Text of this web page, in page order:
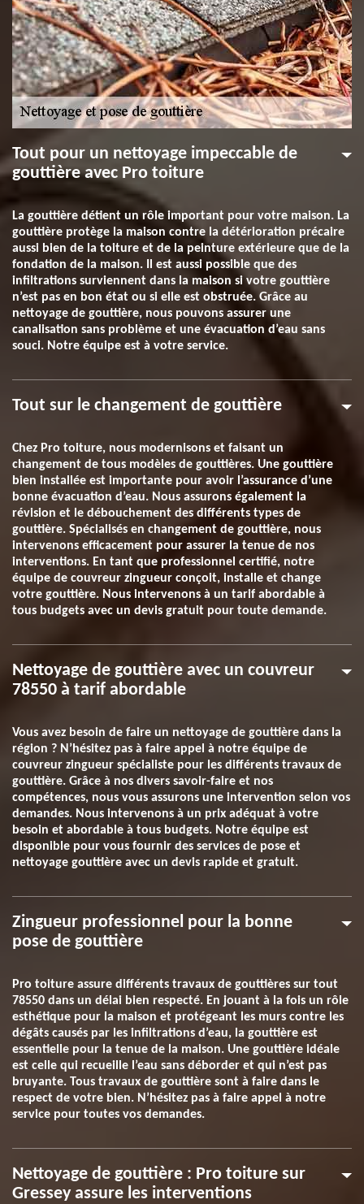
Tout pour un nettoyage impeccable de
gouttière avec Pro toiture
La gouttière détient un rôle important pour votre maison. La
gouttière protège la maison contre la détérioration précaire
aussi bien de la toiture et de la peinture extérieure que de la
fondation de la maison. Il est aussi possible que des
infiltrations surviennent dans la maison si votre gouttière
n’est pas en bon état ou si elle est obstruée. Grâce au
nettoyage de gouttière, nous pouvons assurer une
canalisation sans problème et une évacuation d’eau sans
souci. Notre équipe est à votre service.
Tout sur le changement de gouttière
Chez Pro toiture, nous modernisons et faisant un
changement de tous modèles de gouttières. Une gouttière
bien installée est importante pour avoir l’assurance d’une
bonne évacuation d’eau. Nous assurons également la
révision et le débouchement des différents types de
gouttière. Spécialisés en changement de gouttière, nous
intervenons efficacement pour assurer la tenue de nos
interventions. En tant que professionnel certifié, notre
équipe de couvreur zingueur conçoit, installe et change
votre gouttière. Nous intervenons à un tarif abordable à
tous budgets avec un devis gratuit pour toute demande.
Nettoyage de gouttière avec un couvreur
78550 à tarif abordable
Vous avez besoin de faire un nettoyage de gouttière dans la
région ? N’hésitez pas à faire appel à notre équipe de
couvreur zingueur spécialiste pour les différents travaux de
gouttière. Grâce à nos divers savoir-faire et nos
compétences, nous vous assurons une intervention selon vos
demandes. Nous intervenons à un prix adéquat à votre
besoin et abordable à tous budgets. Notre équipe est
disponible pour vous fournir des services de pose et
nettoyage gouttière avec un devis rapide et gratuit.
Zingueur professionnel pour la bonne
pose de gouttière
Pro toiture assure différents travaux de gouttières sur tout
78550 dans un délai bien respecté. En jouant à la fois un rôle
esthétique pour la maison et protégeant les murs contre les
dégâts causés par les infiltrations d’eau, la gouttière est
essentielle pour la tenue de la maison. Une gouttière idéale
est celle qui recueille l’eau sans déborder et qui n’est pas
bruyante. Tous travaux de gouttière sont à faire dans le
respect de votre bien. N’hésitez pas à faire appel à notre
service pour toutes vos demandes.
Nettoyage de gouttière : Pro toiture sur
Gressey assure les interventions